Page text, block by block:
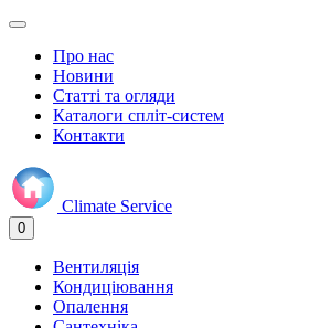
Про нас
Новини
Статті та огляди
Каталоги спліт-систем
Контакти
Climate Service
0
Вентиляція
Кондиціювання
Опалення